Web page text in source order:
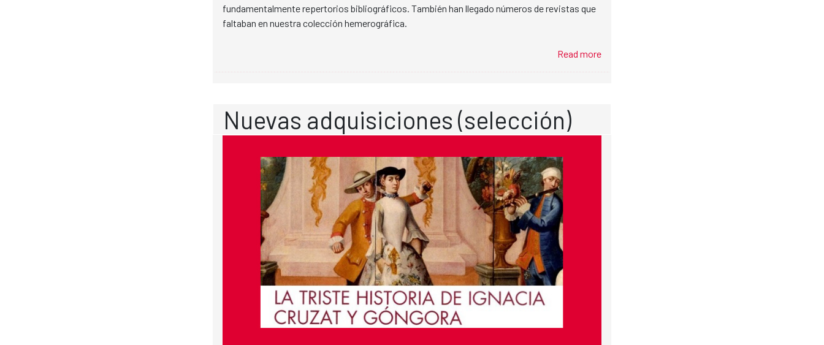
fundamentalmente repertorios bibliográficos. También han llegado números de revistas que
faltaban en nuestra colección hemerográfica.
Read more
Nuevas adquisiciones (selección)